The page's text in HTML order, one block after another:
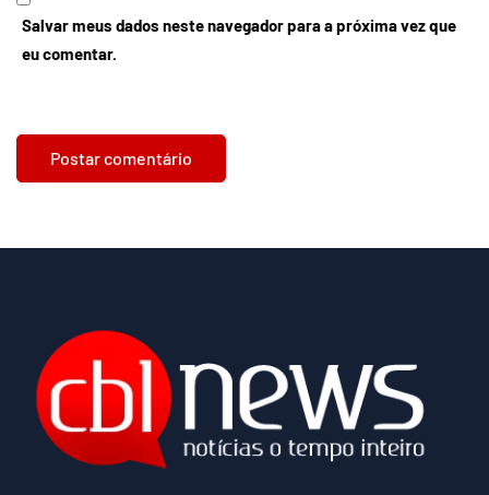
Salvar meus dados neste navegador para a próxima vez que
eu comentar.